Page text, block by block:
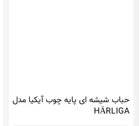
حباب شیشه ای پایه چوب آیکیا مدل
HÄRLIGA